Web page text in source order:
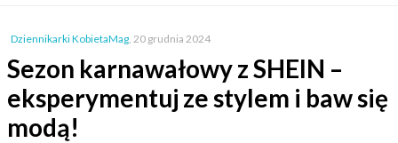
Dziennikarki KobietaMag, 20 grudnia 2024
Sezon karnawałowy z SHEIN –
eksperymentuj ze stylem i baw się
modą!